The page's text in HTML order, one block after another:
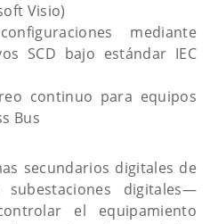
Visio)
mediante
SCD bajo estándar IEC
continuo para equipos
Bus
secundarios digitales de
digitales—
el equipamiento